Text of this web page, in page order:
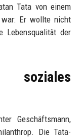
Tata von einem
war: Er wollte nicht
Lebensqualität der
soziales
Geschäftsmann,
Die Tata-